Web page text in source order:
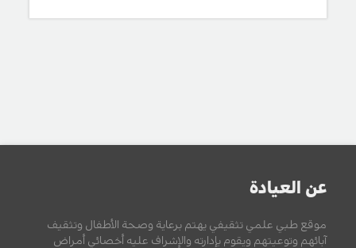
عن العيادة
موقع طبي علمي تثقيفي يهتم برعاية وصحة الأطفال وتثقيف
آبائهم وتوعيتهم ويقوم بإدارته والإشراف عليه أخصائي أمراض